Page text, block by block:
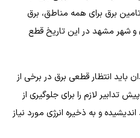
برق برای همه مناطق، برق
شهر مشهد در این تاریخ قطع
باید انتظار قطعی برق در برخی از
تدابیر لازم را برای جلوگیری از
و به ذخیره انرژی مورد نیاز